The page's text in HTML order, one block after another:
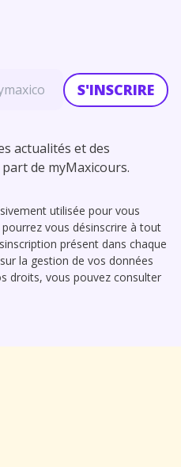
S'INSCRIRE
actualités et des
de myMaxicours.
utilisée pour vous
vous désinscrire à tout
présent dans chaque
la gestion de vos données
droits, vous pouvez consulter